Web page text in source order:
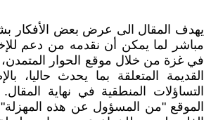
يهدف المقال الى عرض بعض الأفكار
مباشر لما يمكن أن نقدمه من دعم
في غزة من خلال موقع الحوار
القديمة المتعلقة بما يحدث حاليا،
التساؤلات المنطقية في نهاية
الموقع "من المسؤول عن هذه